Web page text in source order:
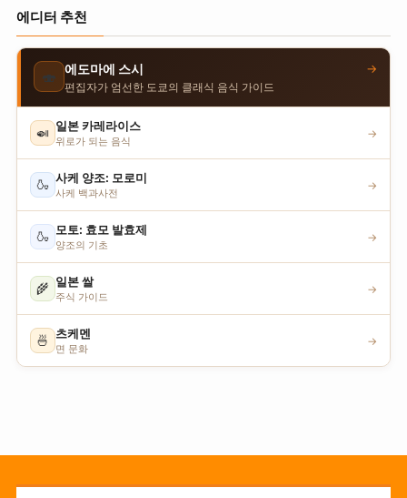
에디터 추천
🍣 에도마에 스시
편집자가 엄선한 도쿄의 클래식 음식 가이드
→
🍛 일본 카레라이스
위로가 되는 음식
→
🍶 사케 양조: 모로미
사케 백과사전
→
🍶 모토: 효모 발효제
양조의 기초
→
🌾 일본 쌀
주식 가이드
→
🍜 츠케멘
면 문화
→